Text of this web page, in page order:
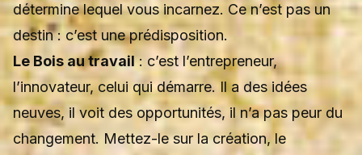
détermine lequel vous incarnez. Ce n’est pas un
destin : c’est une prédisposition.
Le Bois au travail: c’est l’entrepreneur,
l’innovateur, celui qui démarre. Il a des idées
neuves, il voit des opportunités, il n’a pas peur du
changement. Mettez-le sur la création, le